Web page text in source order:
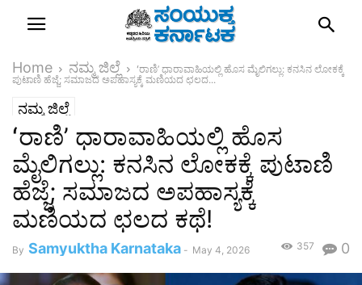
Home ನಮ್ಮ ಜಿಲ್ಲೆ
ʻರಾಣಿ’ ಧಾರಾವಾಹಿಯಲ್ಲಿ ಹೊಸ ಮೈಲಿಗಲ್ಲು: ಕನಸಿನ ಲೋಕಕ್ಕೆ
ಪುಟಾಣಿ ಹೆಜ್ಜೆ; ಸಮಾಜದ ಅಪಹಾಸ್ಯಕ್ಕೆ ಮಣಿಯದ ಛಲದ...
ನಮ್ಮ ಜಿಲ್ಲೆ
ʻರಾಣಿ’ ಧಾರಾವಾಹಿಯಲ್ಲಿ ಹೊಸ
ಮೈಲಿಗಲ್ಲು: ಕನಸಿನ ಲೋಕಕ್ಕೆ ಪುಟಾಣಿ
ಹೆಜ್ಜೆ; ಸಮಾಜದ ಅಪಹಾಸ್ಯಕ್ಕೆ
ಮಣಿಯದ ಛಲದ ಕಥೆ!
By Samyuktha Karnataka - May 4, 2026 0
357